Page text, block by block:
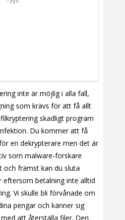
inte är möjlig i alla fall,
som krävs för att få allt
skadligt program
Du kommer att få
en dekrypterare men det är
som malware-forskare
och främst kan du sluta
eftersom betalning inte alltid
Vi skulle bli förvånade om
pengar och känner sig
att återställa filer. Den